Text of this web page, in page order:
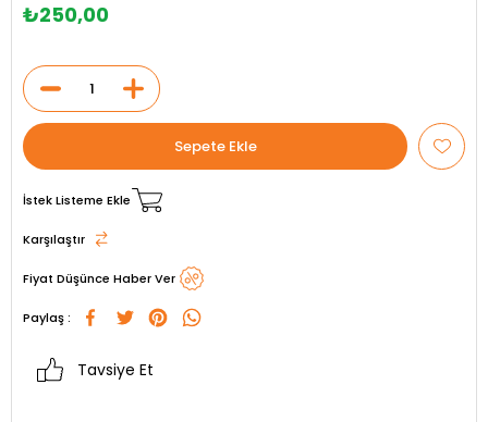
₺250,00
İstek Listeme Ekle
Karşılaştır
Fiyat Düşünce Haber Ver
Paylaş :
Tavsiye Et